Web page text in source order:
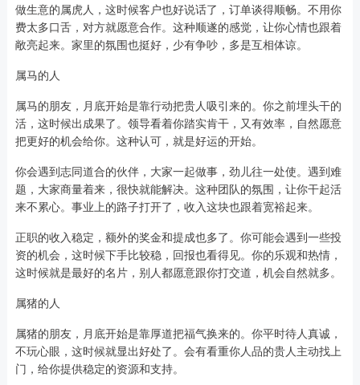
做生意的属虎人，这时候客户也好说话了，订单谈得顺畅。不用你
费太多口舌，对方就愿意合作。这种顺遂的感觉，让你心情也跟着
敞亮起来。家里的氛围也挺好，少有争吵，多是互相体谅。
属马的人
属马的朋友，月底开始是靠行动把贵人吸引来的。你之前埋头干的
活，这时候出成果了。领导看着你踏实肯干，又有效率，自然愿意
把更好的机会给你。这种认可，就是好运的开始。
你会遇到志同道合的伙伴，大家一起做事，劲儿往一处使。遇到难
题，大家商量着来，很快就能解决。这种团队的氛围，让你干起活
来不累心。事业上的路子打开了，收入这块也跟着宽裕起来。
正职的收入稳定，额外的奖金和提成也多了。你可能会遇到一些投
资的机会，这时候下手比较稳，回报也看得见。你的乐观和热情，
这时候就是最好的名片，别人都愿意跟你打交道，机会自然就多。
属猪的人
属猪的朋友，月底开始是靠厚道把福气换来的。你平时待人真诚，
不玩心眼，这时候就显出好处了。会有看重你人品的贵人主动找上
门，给你提供稳定的资源和支持。